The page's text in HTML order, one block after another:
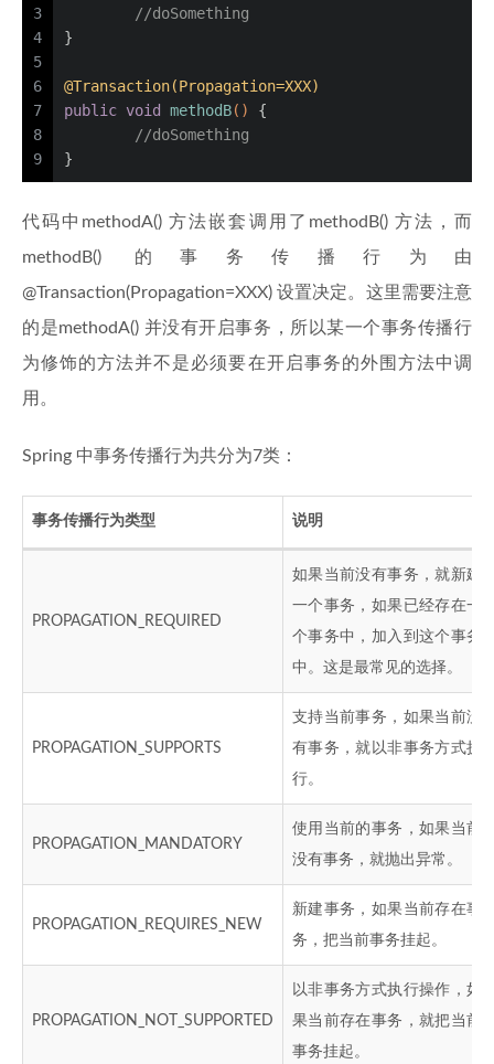
3
4
5
6
7
8
9
//doSomething
}
@Transaction(Propagation=XXX)
public void methodB()
{
//doSomething
}
代码中methodA() 方法嵌套调用了methodB() 方法，而
methodB() 的事务传播行为由
@Transaction(Propagation=XXX) 设置决定。这里需要注意
的是methodA() 并没有开启事务，所以某一个事务传播行
为修饰的方法并不是必须要在开启事务的外围方法中调
用。
Spring 中事务传播行为共分为7类：
事务传播行为类型 说明
PROPAGATION_REQUIRED
如果当前没有事务，就新建
一个事务，如果已经存在一
个事务中，加入到这个事务
中。这是最常见的选择。
PROPAGATION_SUPPORTS
支持当前事务，如果当前没
有事务，就以非事务方式执
行。
PROPAGATION_MANDATORY
使用当前的事务，如果当前
没有事务，就抛出异常。
PROPAGATION_REQUIRES_NEW
新建事务，如果当前存在事
务，把当前事务挂起。
PROPAGATION_NOT_SUPPORTED
以非事务方式执行操作，如
果当前存在事务，就把当前
事务挂起。